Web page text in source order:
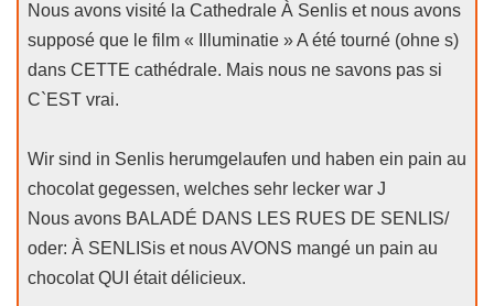
Nous avons visité la Cathedrale À Senlis et nous avons
supposé que le film « Illuminatie » A été tourné (ohne s)
dans CETTE cathédrale. Mais nous ne savons pas si
C`EST vrai.
Wir sind in Senlis herumgelaufen und haben ein pain au
chocolat gegessen, welches sehr lecker war J
Nous avons BALADÉ DANS LES RUES DE SENLIS/
oder: À SENLISis et nous AVONS mangé un pain au
chocolat QUI était délicieux.